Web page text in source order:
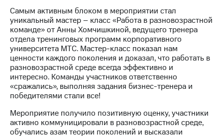
Самым активным блоком в мероприятии стал
уникальный мастер – класс «Работа в разновозрастной
команде» от Анны Хомчишкиной, ведущего тренера
отдела тренинговых программ корпоративного
университета МТС. Мастер-класс показал нам
ценности каждого поколения и доказал, что работать в
разновозрастной среде всегда эффективно и
интересно. Команды участников ответственно
«сражались», выполняя задания бизнес-тренера и
победителями стали все!
Мероприятие получило позитивную оценку, участники
активно коммуницировали в разновозрастной среде,
обучались азам теории поколений и высказали